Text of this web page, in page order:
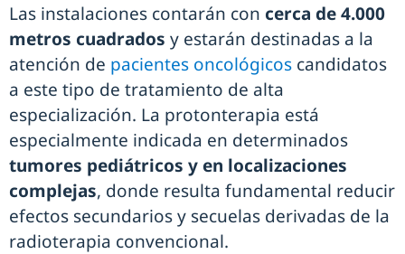
Las instalaciones contarán con cerca de 4.000
metros cuadrados y estarán destinadas a la
atención de pacientes oncológicos candidatos
a este tipo de tratamiento de alta
especialización. La protonterapia está
especialmente indicada en determinados
tumores pediátricos y en localizaciones
complejas, donde resulta fundamental reducir
efectos secundarios y secuelas derivadas de la
radioterapia convencional.